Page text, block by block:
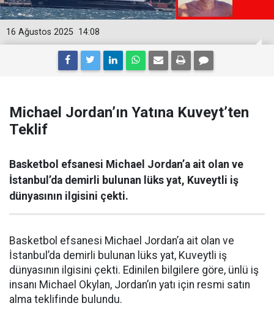
14:08
16 Ağustos 2025
Michael Jordan’ın Yatına Kuveyt’ten
Teklif
Basketbol efsanesi Michael Jordan’a ait olan ve
İstanbul’da demirli bulunan lüks yat, Kuveytli iş
dünyasının ilgisini çekti.
Basketbol efsanesi Michael Jordan’a ait olan ve
İstanbul’da demirli bulunan lüks yat, Kuveytli iş
dünyasının ilgisini çekti. Edinilen bilgilere göre, ünlü iş
insanı Michael Okylan, Jordan’ın yatı için resmi satın
alma teklifinde bulundu.